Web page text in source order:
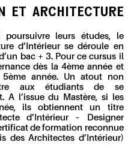
ET ARCHITECTURE
leurs études, le
d’Intérieur se déroule en
bac + 3. Pour ce cursus il
dès la 4ème année et
année. Un atout non
aux étudiants de se
A l’issue du Mastère, si les
ils obtiennent un titre
d’Intérieur – Designer
de formation reconnue
des Architectes d’Intérieur)